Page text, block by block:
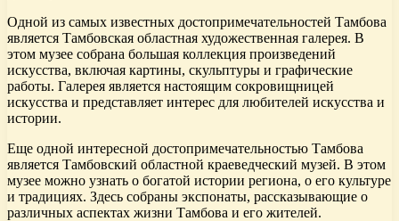
Одной из самых известных достопримечательностей Тамбова
является Тамбовская областная художественная галерея. В
этом музее собрана большая коллекция произведений
искусства, включая картины, скульптуры и графические
работы. Галерея является настоящим сокровищницей
искусства и представляет интерес для любителей искусства и
истории.
Еще одной интересной достопримечательностью Тамбова
является Тамбовский областной краеведческий музей. В этом
музее можно узнать о богатой истории региона, о его культуре
и традициях. Здесь собраны экспонаты, рассказывающие о
различных аспектах жизни Тамбова и его жителей.